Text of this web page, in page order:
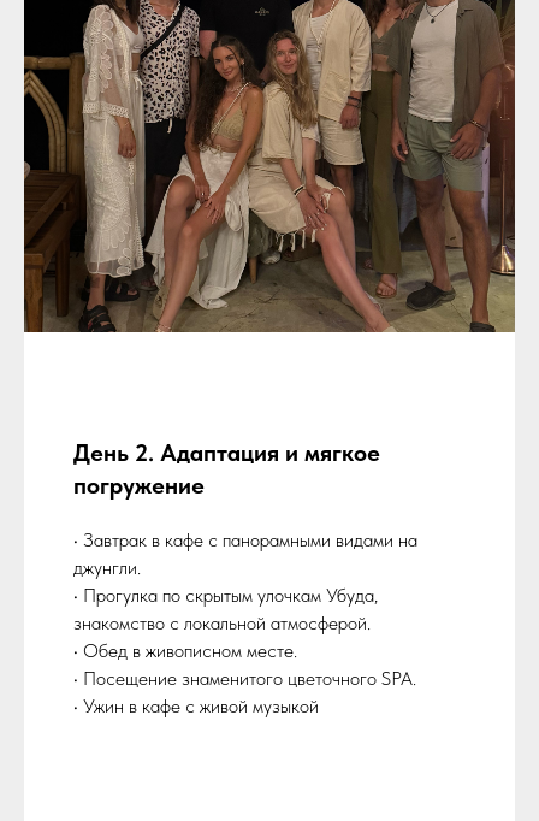
День 2. Адаптация и мягкое
погружение
• Завтрак в кафе с панорамными видами на
джунгли.
• Прогулка по скрытым улочкам Убуда,
знакомство с локальной атмосферой.
• Обед в живописном месте.
• Посещение знаменитого цветочного SPA.
• Ужин в кафе с живой музыкой